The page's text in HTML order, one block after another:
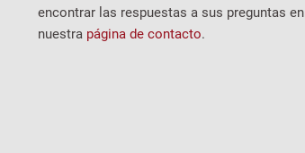
encontrar las respuestas a sus preguntas en
nuestra página de contacto.